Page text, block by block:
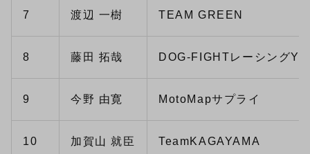
7 渡辺 一樹 TEAM GREEN
8 藤田 拓哉 DOG-FIGHTレーシング
9 今野 由寛 MotoMapサプライ
10 加賀山 就臣 TeamKAGAYAMA